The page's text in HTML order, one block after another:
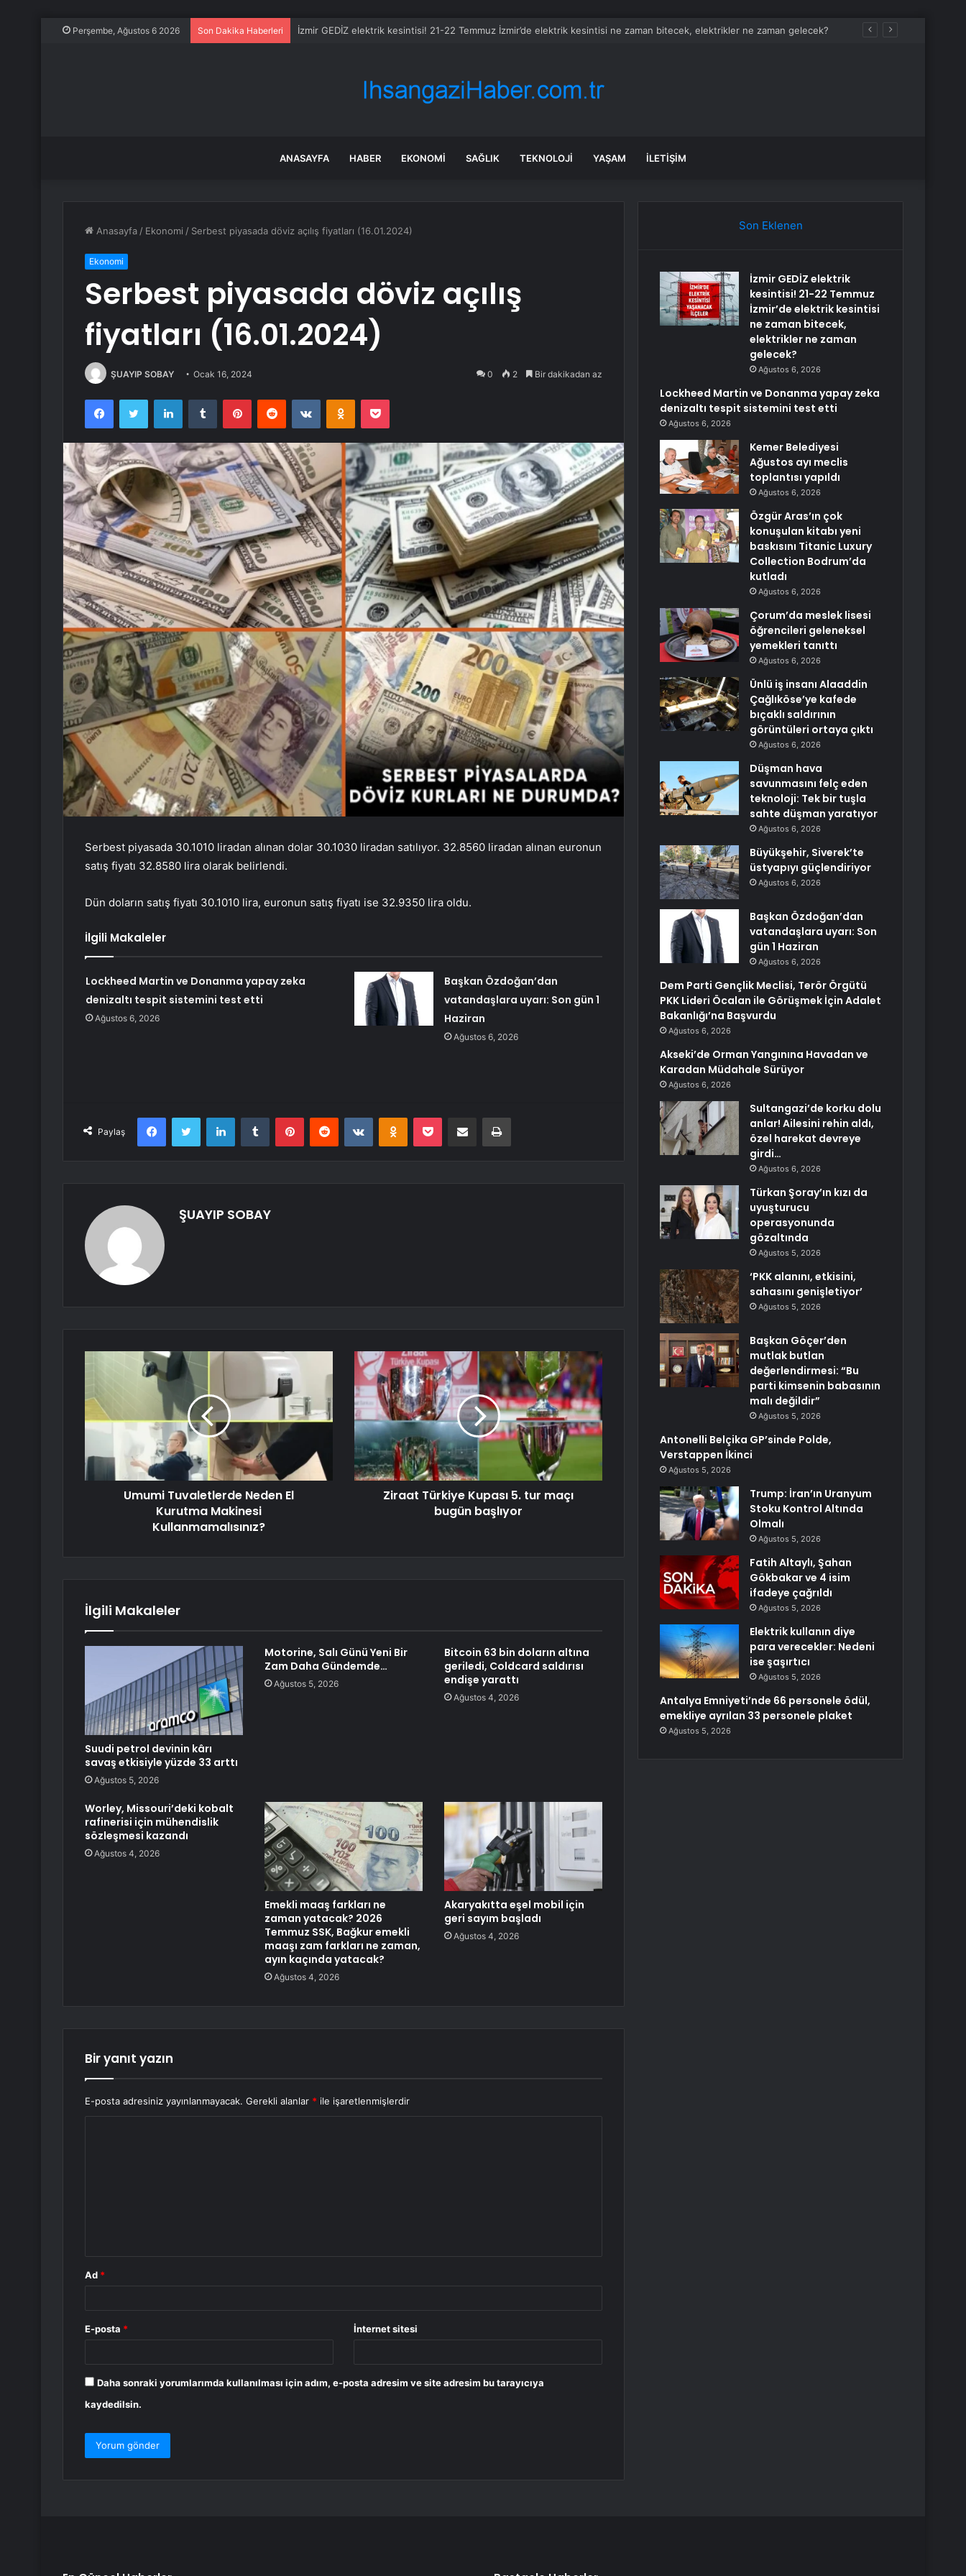
Perşembe, Ağustos 6 2026 Son Dakika Haberleri İzmir GEDİZ elektrik kesintisi! 21-22 Temmuz İzmir’de elektrik kesintisi ne zaman bitecek, elektrikler ne zaman gelecek?
ANASAYFA HABER EKONOMI SAĞLIK TEKNOLOJI YAŞAM İLETIŞIM
Anasayfa / Ekonomi / Serbest piyasada döviz açılış fiyatları (16.01.2024)
Ekonomi
Serbest piyasada döviz açılış
fiyatları (16.01.2024)
ŞUAYIP SOBAY Ocak 16, 2024 0 2 Bir dakikadan az
FacebookTwitter LinkedInTumblr PinterestReddit VKontakteOdnoklassniki
Pocket
Serbest piyasada 30.1010 liradan alınan dolar 30.1030 liradan satılıyor. 32.8560 liradan alınan euronun
satış fiyatı 32.8580 lira olarak belirlendi.
Dün doların satış fiyatı 30.1010 lira, euronun satış fiyatı ise 32.9350 lira oldu.
İlgili Makaleler
Lockheed Martin ve Donanma yapay zeka
denizaltı tespit sistemini test etti
Ağustos 6, 2026
Başkan Özdoğan’dan
vatandaşlara uyarı: Son gün 1
Haziran
Ağustos 6, 2026
Paylaş
FacebookTwitter LinkedInTumblr PinterestReddit VKontakteOdnoklassniki
Pocket E-Posta ile paylaş Yazdır
ŞUAYIP SOBAY
Umumi Tuvaletlerde Neden El
Kurutma Makinesi
Kullanmamalısınız?
Ziraat Türkiye Kupası 5. tur maçı
bugün başlıyor
İlgili Makaleler
Suudi petrol devinin kârı
savaş etkisiyle yüzde 33 arttı
Ağustos 5, 2026
Motorine, Salı Günü Yeni Bir
Zam Daha Gündemde…
Ağustos 5, 2026
Bitcoin 63 bin doların altına
geriledi, Coldcard saldırısı
endişe yarattı
Ağustos 4, 2026
Worley, Missouri’deki kobalt
rafinerisi için mühendislik
sözleşmesi kazandı
Ağustos 4, 2026
Emekli maaş farkları ne
zaman yatacak? 2026
Temmuz SSK, Bağkur emekli
maaşı zam farkları ne zaman,
ayın kaçında yatacak?
Ağustos 4, 2026
Akaryakıtta eşel mobil için
geri sayım başladı
Ağustos 4, 2026
Bir yanıt yazın
E-posta adresiniz yayınlanmayacak. Gerekli alanlar * ile işaretlenmişlerdir
Ad *
E-posta * İnternet sitesi
Daha sonraki yorumlarımda kullanılması için adım, e-posta adresim ve site adresim bu tarayıcıya
kaydedilsin.
Son Eklenen
İzmir GEDİZ elektrik
kesintisi! 21-22 Temmuz
İzmir’de elektrik kesintisi
ne zaman bitecek,
elektrikler ne zaman
gelecek?
Ağustos 6, 2026
Lockheed Martin ve Donanma yapay zeka
denizaltı tespit sistemini test etti
Ağustos 6, 2026
Kemer Belediyesi
Ağustos ayı meclis
toplantısı yapıldı
Ağustos 6, 2026
Özgür Aras’ın çok
konuşulan kitabı yeni
baskısını Titanic Luxury
Collection Bodrum’da
kutladı
Ağustos 6, 2026
Çorum’da meslek lisesi
öğrencileri geleneksel
yemekleri tanıttı
Ağustos 6, 2026
Ünlü iş insanı Alaaddin
Çağlıköse’ye kafede
bıçaklı saldırının
görüntüleri ortaya çıktı
Ağustos 6, 2026
Düşman hava
savunmasını felç eden
teknoloji: Tek bir tuşla
sahte düşman yaratıyor
Ağustos 6, 2026
Büyükşehir, Siverek’te
üstyapıyı güçlendiriyor
Ağustos 6, 2026
Başkan Özdoğan’dan
vatandaşlara uyarı: Son
gün 1 Haziran
Ağustos 6, 2026
Dem Parti Gençlik Meclisi, Terör Örgütü
PKK Lideri Öcalan ile Görüşmek İçin Adalet
Bakanlığı’na Başvurdu
Ağustos 6, 2026
Akseki’de Orman Yangınına Havadan ve
Karadan Müdahale Sürüyor
Ağustos 6, 2026
Sultangazi’de korku dolu
anlar! Ailesini rehin aldı,
özel harekat devreye
girdi…
Ağustos 6, 2026
Türkan Şoray’ın kızı da
uyuşturucu
operasyonunda
gözaltında
Ağustos 5, 2026
‘PKK alanını, etkisini,
sahasını genişletiyor’
Ağustos 5, 2026
Başkan Göçer’den
mutlak butlan
değerlendirmesi: “Bu
parti kimsenin babasının
malı değildir”
Ağustos 5, 2026
Antonelli Belçika GP’sinde Polde,
Verstappen İkinci
Ağustos 5, 2026
Trump: İran’ın Uranyum
Stoku Kontrol Altında
Olmalı
Ağustos 5, 2026
Fatih Altaylı, Şahan
Gökbakar ve 4 isim
ifadeye çağrıldı
Ağustos 5, 2026
Elektrik kullanın diye
para verecekler: Nedeni
ise şaşırtıcı
Ağustos 5, 2026
Antalya Emniyeti’nde 66 personele ödül,
emekliye ayrılan 33 personele plaket
Ağustos 5, 2026